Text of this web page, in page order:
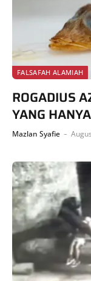
FALSAFAH ALAMIAH
ROGADIUS
YANG
Mazlan Syafie